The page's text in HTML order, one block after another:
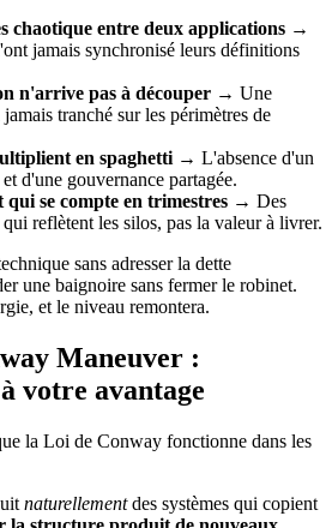
chaotique entre deux applications →
jamais synchronisé leurs définitions
n'arrive pas à découper → Une
tranché sur les périmètres de
en spaghetti → L'absence d'un
d'une gouvernance partagée.
se compte en trimestres → Des
reflètent les silos, pas la valeur à livrer.
sans adresser la dette
une baignoire sans fermer le robinet.
et le niveau remontera.
Maneuver :
votre avantage
la Loi de Conway fonctionne dans les
naturellementdes systèmes qui copient